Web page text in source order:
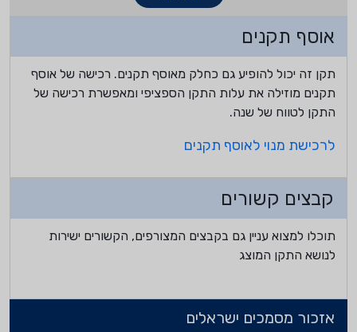
אוסף תקנים
תקן זה יכול להופיע גם כחלק מאוסף תקנים. רכישה של אוסף
תקנים מוזילה את עלות התקן הספציפי ומאפשרת רכישה של
התקן לטווח של שנה.
לרכישת מנוי לאוסף תקנים
קבצים קשורים
תוכלו למצוא עניין גם בקבצים המצורפים, הקשורים ישירות
לנושא התקן המוצג
אזכור מסמכים ישראלים